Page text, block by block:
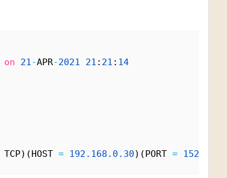
on 21-APR-2021 21 : 21 : 14
TCP)(HOST = 192. 168. 0. 30)(PORT = 1521